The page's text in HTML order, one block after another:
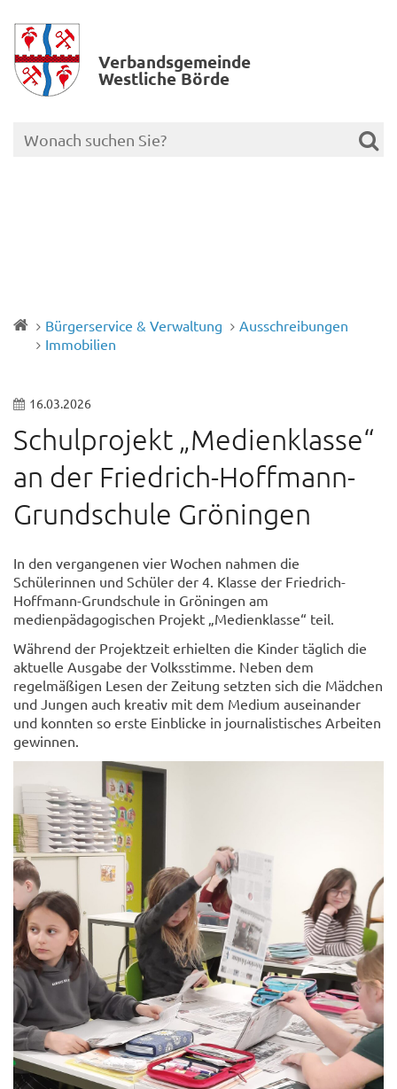
Verbands­gemeinde
Westliche Börde
Bürgerservice & Verwaltung
Ausschreibungen
Immobilien
16.03.2026
Schulprojekt „Medienklasse“
an der Friedrich-Hoffmann-
Grundschule Gröningen
In den vergangenen vier Wochen nahmen die
Schülerinnen und Schüler der 4. Klasse der Friedrich-
Hoffmann-Grundschule in Gröningen am
medienpädagogischen Projekt „Medienklasse“ teil.
Während der Projektzeit erhielten die Kinder täglich die
aktuelle Ausgabe der Volksstimme. Neben dem
regelmäßigen Lesen der Zeitung setzten sich die Mädchen
und Jungen auch kreativ mit dem Medium auseinander
und konnten so erste Einblicke in journalistisches Arbeiten
gewinnen.